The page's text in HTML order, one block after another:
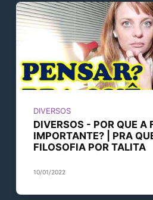
DIVERSOS
DIVERSOS - POR QUE A
IMPORTANTE? | PRA
FILOSOFIA POR TALITA
10/01/2022